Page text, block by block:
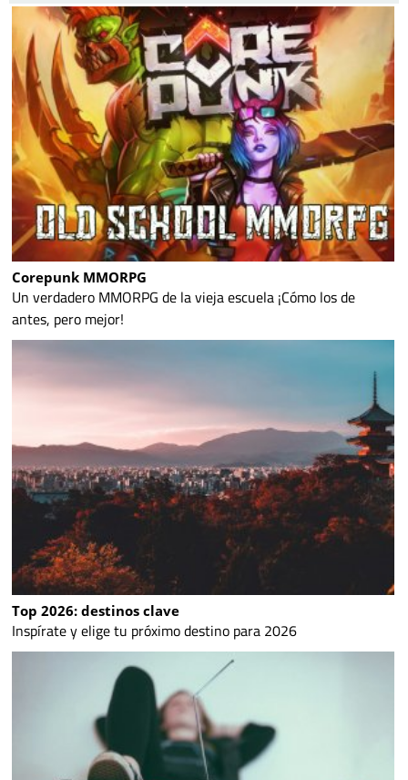
Corepunk MMORPG
Un verdadero MMORPG de la vieja escuela ¡Cómo los de
antes, pero mejor!
Top 2026: destinos clave
Inspírate y elige tu próximo destino para 2026